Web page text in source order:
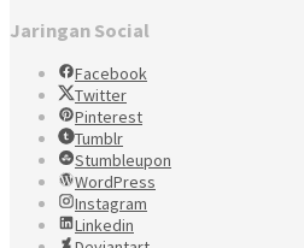
Jaringan Social
Facebook
Twitter
Pinterest
Tumblr
Stumbleupon
WordPress
Instagram
Linkedin